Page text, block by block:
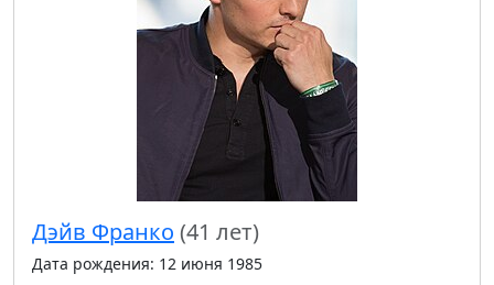
Дэйв Франко (41 лет)
Дата рождения: 12 июня 1985